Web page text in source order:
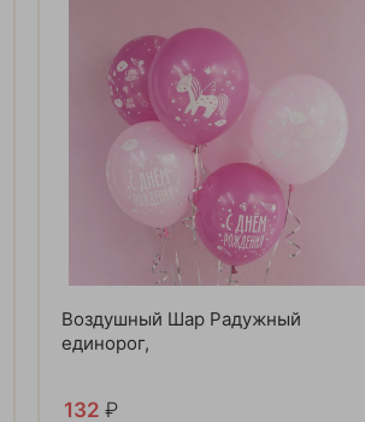
Воздушный Шар Радужный
единорог,
132 ₽